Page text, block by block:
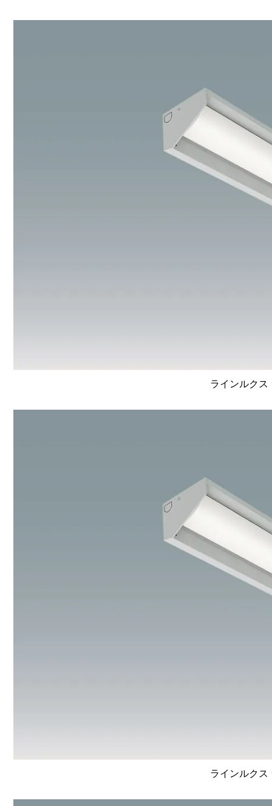
ラインルクス
ラインルクス